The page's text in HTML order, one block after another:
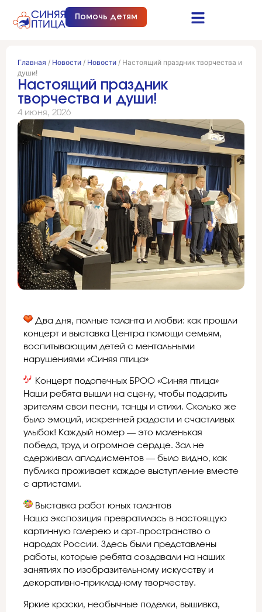
Помочь детям
Главная / Новости / Новости / Настоящий праздник творчества и
души!
Настоящий праздник
творчества и души!
4 июня, 2026
Два дня, полные таланта и любви: как прошли
концерт и выставка Центра помощи семьям,
воспитывающим детей с ментальными
нарушениями «Синяя птица»
Концерт подопечных БРОО «Синяя птица»
Наши ребята вышли на сцену, чтобы подарить
зрителям свои песни, танцы и стихи. Сколько же
было эмоций, искренней радости и счастливых
улыбок! Каждый номер — это маленькая
победа, труд и огромное сердце. Зал не
сдерживал аплодисментов — было видно, как
публика проживает каждое выступление вместе
с артистами.
Выставка работ юных талантов
Наша экспозиция превратилась в настоящую
картинную галерею и арт-пространство о
народах России. Здесь были представлены
работы, которые ребята создавали на наших
занятиях по изобразительному искусству и
декоративно-прикладному творчеству.
Яркие краски, необычные поделки, вышивка,